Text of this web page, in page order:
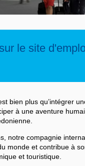
le site
bien plus qu’intégrer
à une aventure
notre compagnie
monde et contribue à
et touristique.